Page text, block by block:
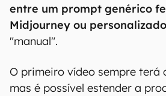
entre um prompt genérico
Midjourney ou personalizado
"manual".
O primeiro vídeo sempre terá
mas é possível estender a